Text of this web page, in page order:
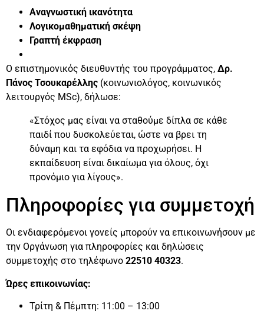
Αναγνωστική ικανότητα
Λογικομαθηματική σκέψη
Γραπτή έκφραση
Ο επιστημονικός διευθυντής του προγράμματος, Δρ.
Πάνος Τσουκαρέλλης (κοινωνιολόγος, κοινωνικός
λειτουργός MSc), δήλωσε:
«Στόχος μας είναι να σταθούμε δίπλα σε κάθε
παιδί που δυσκολεύεται, ώστε να βρει τη
δύναμη και τα εφόδια να προχωρήσει. Η
εκπαίδευση είναι δικαίωμα για όλους, όχι
προνόμιο για λίγους».
Πληροφορίες για συμμετοχή
Οι ενδιαφερόμενοι γονείς μπορούν να επικοινωνήσουν με
την Οργάνωση για πληροφορίες και δηλώσεις
συμμετοχής στο τηλέφωνο 22510 40323.
Ώρες επικοινωνίας:
Τρίτη & Πέμπτη: 11:00 – 13:00